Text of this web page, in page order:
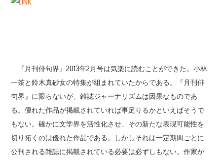
『月刊俳句界』2013年2月号は気楽に読むことができた。小林
一茶と鈴木真砂女の特集が組まれていたからである。『月刊俳
句界』に限らないが、雑誌ジャーナリズムは因果なものであ
る。優れた作品が掲載されていれば事足りるかといえばそうで
もない。確かに文学界を活性化させ、その新たな表現可能性を
切り拓くのは優れた作品である。しかしそれは一定期間ごとに
公刊される雑誌に掲載されている必要は必ずしもない。作家が